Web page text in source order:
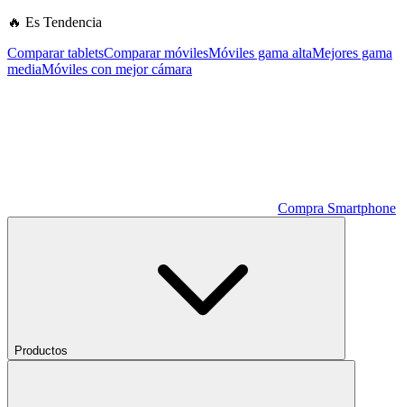
🔥 Es Tendencia
Comparar tabletsComparar móvilesMóviles gama altaMejores gama
mediaMóviles con mejor cámara
Compra Smartphone
Productos